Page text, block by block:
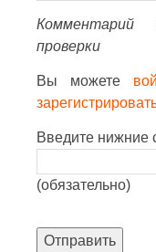
Комментарий
проверки
Вы можете
Введите нижние
(обязательно)
Отправить